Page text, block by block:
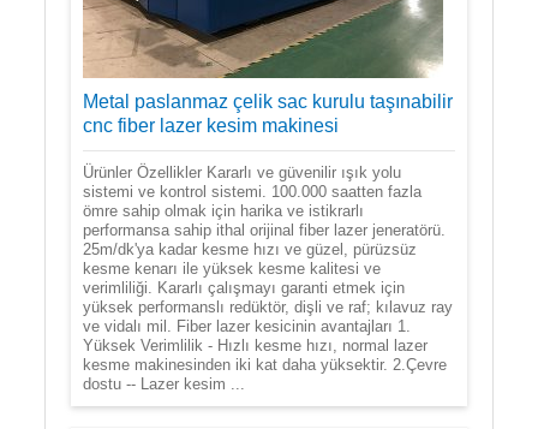
Metal paslanmaz çelik sac kurulu taşınabilir
cnc fiber lazer kesim makinesi
Ürünler Özellikler Kararlı ve güvenilir ışık yolu
sistemi ve kontrol sistemi. 100.000 saatten fazla
ömre sahip olmak için harika ve istikrarlı
performansa sahip ithal orijinal fiber lazer jeneratörü.
25m/dk'ya kadar kesme hızı ve güzel, pürüzsüz
kesme kenarı ile yüksek kesme kalitesi ve
verimliliği. Kararlı çalışmayı garanti etmek için
yüksek performanslı redüktör, dişli ve raf; kılavuz ray
ve vidalı mil. Fiber lazer kesicinin avantajları 1.
Yüksek Verimlilik - Hızlı kesme hızı, normal lazer
kesme makinesinden iki kat daha yüksektir. 2.Çevre
dostu -- Lazer kesim ...